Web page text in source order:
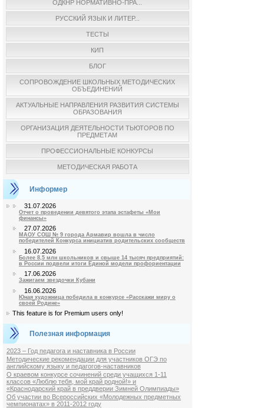
ОДКНР НОРМАТИВНО-ПРА...
РУССКИЙ ЯЗЫК И ЛИТЕР...
ТЕСТЫ
КИП
БЛОГ
СОПРОВОЖДЕНИЕ ШКОЛЬНЫХ МЕТОДИЧЕСКИХ
ОБЪЕДИНЕНИЙ
АКТУАЛЬНЫЕ НАПРАВЛЕНИЯ РАЗВИТИЯ СИСТЕМЫ
ОБРАЗОВАНИЯ
ОРГАНИЗАЦИЯ ДЕЯТЕЛЬНОСТИ ТЬЮТОРОВ ПО
ПРЕДМЕТАМ
ПРОФЕССИОНАЛЬНЫЕ КОНКУРСЫ
МЕТОДИЧЕСКАЯ РАБОТА
Информер
31.07.2026
Отчет о проведении девятого этапа эстафеты «Мои
финансы»
27.07.2026
МАОУ СОШ № 9 города Армавир вошла в число
победителей Конкурса инициатив родительских сообществ
16.07.2026
Более 8,5 млн школьников и свыше 14 тысяч предприятий:
в России подвели итоги Единой модели профориентации
17.06.2026
Зажигаем звездочки Кубани
16.06.2026
Юная художница победила в конкурсе «Расскажи миру о
своей Родине»
This feature is for Premium users only!
Полезная информация
2023 – Год педагога и наставника в России
Методические рекомендации для участников ОГЭ по
английскому языку и педагогов-наставников
О краевом конкурсе сочинений среди учащихся 1-11
классов «Люблю тебя, мой край родной!» и
«Краснодарский край в преддверии Зимней Олимпиады»
Об участии во Всероссийских «Молодежных предметных
чемпионатах» в 2011-2012 году